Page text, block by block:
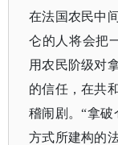
在法国农民中
仑的人将会把
用农民阶级对
的信任，在共
稽闹剧。“拿
方式所建构的